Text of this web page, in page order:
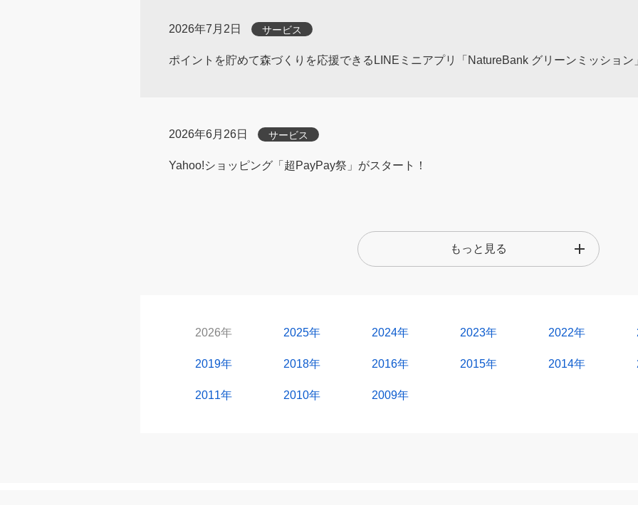
2026年7月2日 サービス
ポイントを貯めて森づくりを応援できるLINEミニアプリ「NatureBank グリーンミッション
2026年6月26日 サービス
Yahoo!ショッピング「超PayPay祭」がスタート！
もっと見る
2026年 2025年 2024年 2023年 2022年
2019年 2018年 2016年 2015年 2014年
2011年 2010年 2009年